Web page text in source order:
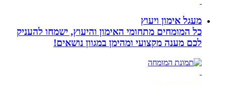
מעגל אימון ויעוץ
כל המומחים מתחומי האימון והיעוץ, ישמחו להעניק
לכם מענה מקצועי ומהימן במגוון נושאים!